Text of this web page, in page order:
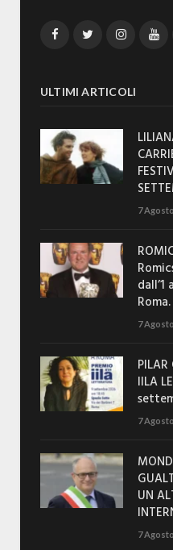
FacebookTwitterInstagram
ULTIMI ARTICOLI
7
Roma.
7
IILA
7
UN
7